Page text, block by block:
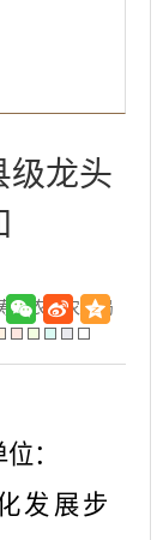
级龙头
县农业农村局
：
发展步